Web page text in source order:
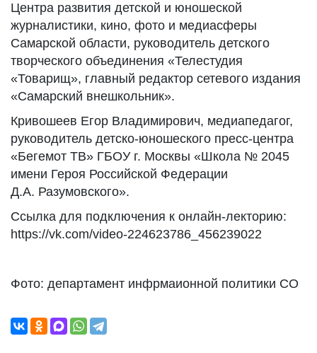
Центра развития детской и юношеской
журналистики, кино, фото и медиасферы
Самарской области, руководитель детского
творческого объединения «Телестудия
«Товарищ», главный редактор сетевого издания
«Самарский внешкольник».
Кривошеев Егор Владимирович, медиапедагог,
руководитель детско-юношеского пресс-центра
«Бегемот ТВ» ГБОУ г. Москвы «Школа № 2045
имени Героя Российской Федерации
Д.А. Разумовского».
Ссылка для подключения к онлайн-лекторию:
https://vk.com/video-224623786_456239022
Фото: департамент инфрмаионной политики СО